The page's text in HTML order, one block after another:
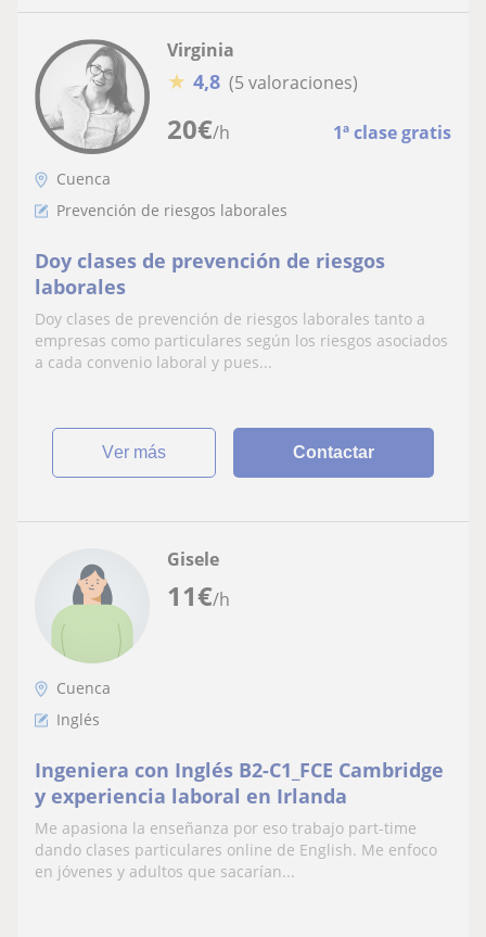
20€/h 1ª clase gratis
Virginia
★ 4,8 (5 valoraciones)
Cuenca
Prevención de riesgos laborales
Doy clases de prevención de riesgos
laborales
Doy clases de prevención de riesgos laborales tanto a
empresas como particulares según los riesgos asociados
a cada convenio laboral y pues...
ver más Contactar
11€/h
Gisele
Cuenca
Inglés
Ingeniera con Inglés B2-C1_FCE Cambridge
y experiencia laboral en Irlanda
Me apasiona la enseñanza por eso trabajo part-time
dando clases particulares online de English. Me enfoco
en jóvenes y adultos que sacarían...